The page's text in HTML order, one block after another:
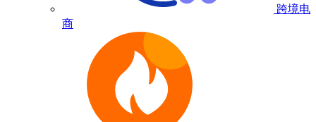
跨境电
商